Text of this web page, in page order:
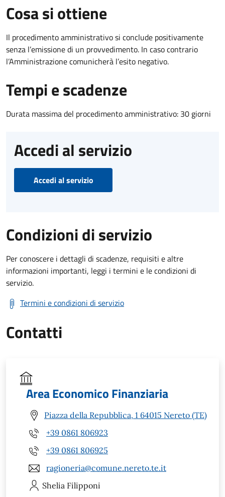
Cosa si ottiene
Il procedimento amministrativo si conclude positivamente
senza l’emissione di un provvedimento. In caso contrario
l’Amministrazione comunicherà l’esito negativo.
Tempi e scadenze
Durata massima del procedimento amministrativo: 30 giorni
Accedi al servizio
Accedi al servizio
Condizioni di servizio
Per conoscere i dettagli di scadenze, requisiti e altre
informazioni importanti, leggi i termini e le condizioni di
servizio.
Termini e condizioni di servizio
Contatti
Area Economico Finanziaria
Piazza della Repubblica, 1 64015 Nereto (TE)
+39 0861 806923
+39 0861 806925
ragioneria@comune.nereto.te.it
Shelia Filipponi